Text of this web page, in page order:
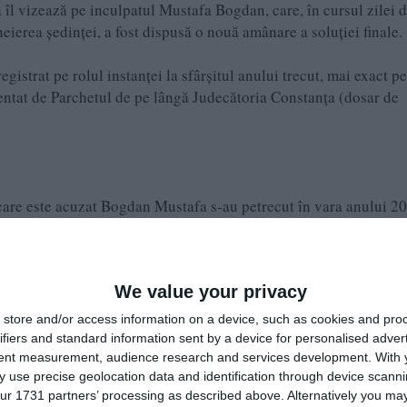
We value your privacy
store and/or access information on a device, such as cookies and
and standard information sent by a device for personalised
measurement, audience research and services development. With
use precise geolocation data and identification through device
1731 partners’ processing as described above. Alternatively you
vizează pe inculpatul Mustafa Bogdan, care, în cursul zilei
ședinței, a fost dispusă o nouă amânare a soluției finale.
pe rolul instanței la sfârșitul anului trecut, mai exact
de Parchetul de pe lângă Judecătoria Constanța (dosar de
este acuzat Bogdan Mustafa s-au petrecut în vara anului
a deținut și a expus spre vânzare un număr de 68 de
intens frecventat: incinta târgului de vechituri din
deținerea ilegală a cartușelor, procurorii au reținut în sarcina
fără drept, din culpă.
infracțiuni grave, aflate în concurs material (cu aplicarea